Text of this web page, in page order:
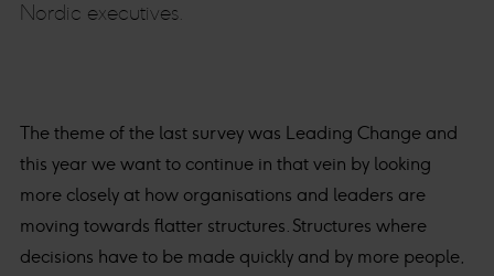
Nordic executives.
The theme of the last survey was Leading Change and
this year we want to continue in that vein by looking
more closely at how organisations and leaders are
moving towards flatter structures. Structures where
decisions have to be made quickly and by more people,